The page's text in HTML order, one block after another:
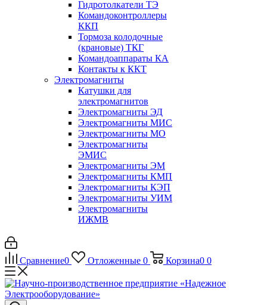
Гидротолкатели ТЭ
Командоконтроллеры
ККП
Тормоза колодочные
(крановые) ТКГ
Командоаппараты КА
Контакты к ККТ
Электромагниты
Катушки для
электромагнитов
Электромагниты ЭД
Электромагниты МИС
Электромагниты МО
Электромагниты
ЭМИС
Электромагниты ЭМ
Электромагниты КМП
Электромагниты КЭП
Электромагниты УИМ
Электромагниты
ИЖМВ
Сравнение0 Отложенные 0 Корзина0 0